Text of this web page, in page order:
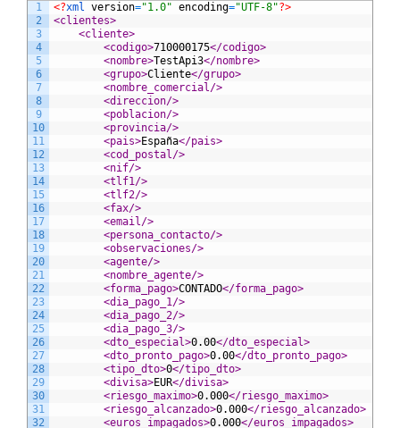
1
2
3
4
5
6
7
8
9
10
11
12
13
14
15
16
17
18
19
20
21
22
23
24
25
26
27
28
29
30
31
32
<?xml version="1.0" encoding="UTF-8"?>
<clientes>
<cliente>
<codigo>710000175</codigo>
<nombre>TestApi3</nombre>
<grupo>Cliente</grupo>
<nombre_comercial/>
<direccion/>
<poblacion/>
<provincia/>
<pais>España</pais>
<cod_postal/>
<nif/>
<tlf1/>
<tlf2/>
<fax/>
<email/>
<persona_contacto/>
<observaciones/>
<agente/>
<nombre_agente/>
<forma_pago>CONTADO</forma_pago>
<dia_pago_1/>
<dia_pago_2/>
<dia_pago_3/>
<dto_especial>0.00</dto_especial>
<dto_pronto_pago>0.00</dto_pronto_pago>
<tipo_dto>0</tipo_dto>
<divisa>EUR</divisa>
<riesgo_maximo>0.000</riesgo_maximo>
<riesgo_alcanzado>0.000</riesgo_alcanzado>
<euros_impagados>0.000</euros_impagados>